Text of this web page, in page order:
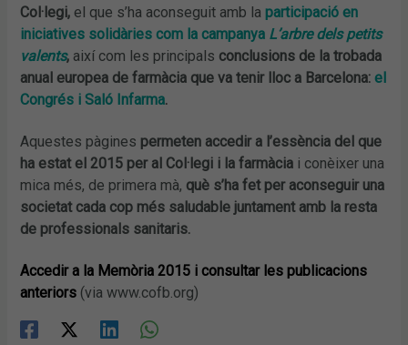
Col·legi, el que s’ha aconseguit amb laparticipació en
iniciatives solidàries com la campanya L’arbre dels petits
valents, així com les principals conclusions de la trobada
anual europea de farmàcia que va tenir lloc a Barcelona:el
Congrés i Saló Infarma.
Aquestes pàgines permeten accedir a l’essència del que
ha estat el 2015 per al Col·legi i la farmàcia i conèixer una
mica més, de primera mà, què s’ha fet per aconseguir una
societat cada cop més saludable juntament amb la resta
de professionals sanitaris.
Accedir a la Memòria 2015 i consultar les publicacions
anteriors (via www.cofb.org)